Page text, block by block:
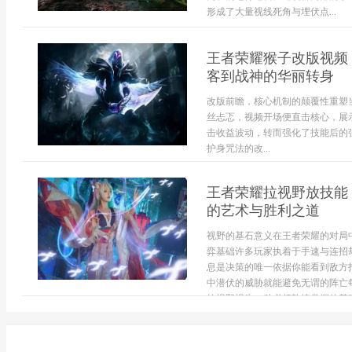
形成了大量视线死角与埋伏点...
王者荣耀猴子改版视
客到战神的华丽转身
改版前瞻，核心机制的颠覆性重
丝忐忑，视频开场便直击核心，
击收益波动，转而强化了技能后
护身咒法的改...
王者荣耀拉视野放技
的艺术与胜利之道
视野的基石意义在王者荣耀的对
弈基础许多玩家执着于手速与连
息是决策的唯一依据你能看到敌
中潜伏的威胁就能避免无谓的阵
拉视野视为一种必须熟练掌握的基